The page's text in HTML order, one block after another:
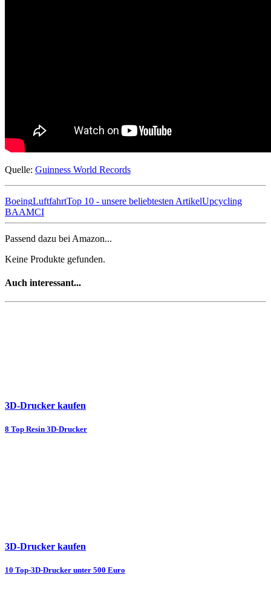
Quelle: Guinness World Records
BoeingLuftfahrtTop 10 - unsere beliebtesten ArtikelUpcycling
BAAMCI
Passend dazu bei Amazon...
Keine Produkte gefunden.
Auch interessant...
3D-Drucker kaufen
8 Top Resin 3D-Drucker
3D-Drucker kaufen
10 Top-3D-Drucker unter 500 Euro